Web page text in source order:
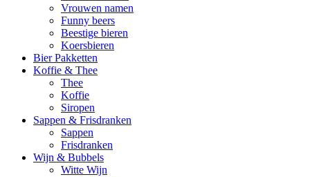
Vrouwen namen
Funny beers
Beestige bieren
Koersbieren
Bier Pakketten
Koffie & Thee
Thee
Koffie
Siropen
Sappen & Frisdranken
Sappen
Frisdranken
Wijn & Bubbels
Witte Wijn